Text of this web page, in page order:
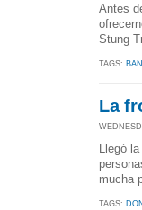
Antes
Stung
TAGS:
La
Llegó
mucha
TAGS: